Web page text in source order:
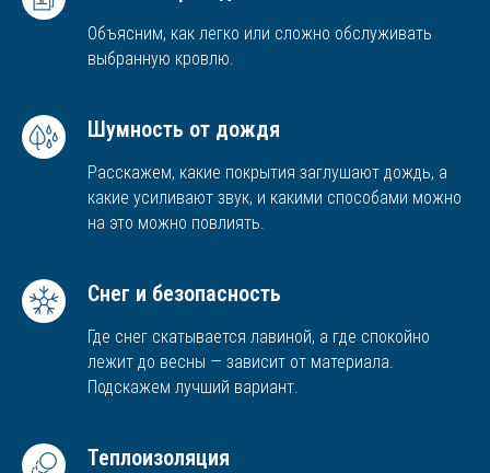
Объясним, как легко или сложно обслуживать
выбранную кровлю.
Шумность от дождя
Расскажем, какие покрытия заглушают дождь, а
какие усиливают звук, и какими способами можно
на это можно повлиять.
Снег и безопасность
Где снег скатывается лавиной, а где спокойно
лежит до весны — зависит от материала.
Подскажем лучший вариант.
Теплоизоляция